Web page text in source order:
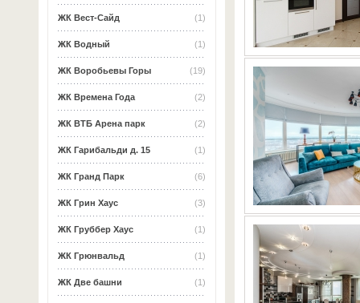
(1)
ЖК Вест-Сайд
(1)
ЖК Водный
(19)
ЖК Воробьевы Горы
(2)
ЖК Времена Года
(2)
ЖК ВТБ Арена парк
(1)
ЖК Гарибальди д. 15
(6)
ЖК Гранд Парк
(3)
ЖК Грин Хаус
(1)
ЖК Груббер Хаус
(1)
ЖК Грюнвальд
(1)
ЖК Две башни